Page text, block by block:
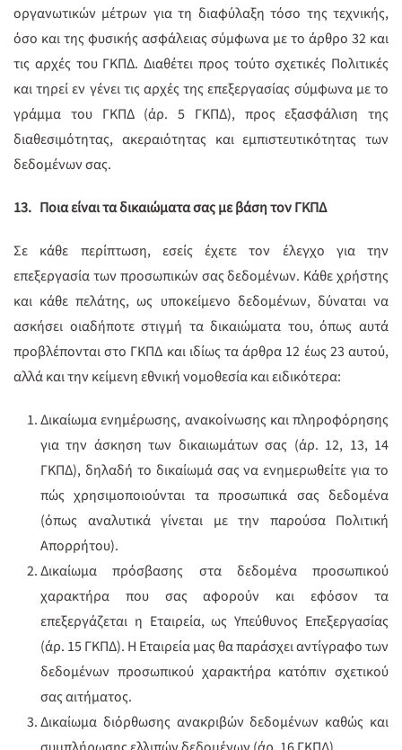
οργανωτικών μέτρων για τη διαφύλαξη τόσο της τεχνικής,
όσο και της φυσικής ασφάλειας σύμφωνα με το άρθρο 32 και
τις αρχές του ΓΚΠΔ. Διαθέτει προς τούτο σχετικές Πολιτικές
και τηρεί εν γένει τις αρχές της επεξεργασίας σύμφωνα με το
γράμμα του ΓΚΠΔ (άρ. 5 ΓΚΠΔ), προς εξασφάλιση της
διαθεσιμότητας, ακεραιότητας και εμπιστευτικότητας των
δεδομένων σας.
13. Ποια είναι τα δικαιώματα σας με βάση τον ΓΚΠΔ
Σε κάθε περίπτωση, εσείς έχετε τον έλεγχο για την
επεξεργασία των προσωπικών σας δεδομένων. Κάθε χρήστης
και κάθε πελάτης, ως υποκείμενο δεδομένων, δύναται να
ασκήσει οιαδήποτε στιγμή τα δικαιώματα του, όπως αυτά
προβλέπονται στο ΓΚΠΔ και ιδίως τα άρθρα 12 έως 23 αυτού,
αλλά και την κείμενη εθνική νομοθεσία και ειδικότερα:
Δικαίωμα ενημέρωσης, ανακοίνωσης και πληροφόρησης
για την άσκηση των δικαιωμάτων σας (άρ. 12, 13, 14
ΓΚΠΔ), δηλαδή το δικαίωμά σας να ενημερωθείτε για το
πώς χρησιμοποιούνται τα προσωπικά σας δεδομένα
(όπως αναλυτικά γίνεται με την παρούσα Πολιτική
Απορρήτου).
Δικαίωμα πρόσβασης στα δεδομένα προσωπικού
χαρακτήρα που σας αφορούν και εφόσον τα
επεξεργάζεται η Εταιρεία, ως Υπεύθυνος Επεξεργασίας
(άρ. 15 ΓΚΠΔ). Η Εταιρεία μας θα παράσχει αντίγραφο των
δεδομένων προσωπικού χαρακτήρα κατόπιν σχετικού
σας αιτήματος.
Δικαίωμα διόρθωσης ανακριβών δεδομένων καθώς και